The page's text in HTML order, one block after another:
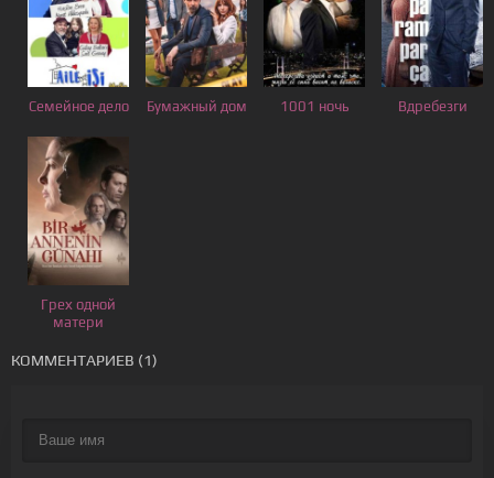
Семейное дело Бумажный дом 1001 ночь Вдребезги
Грех одной
матери
КОММЕНТАРИЕВ (1)